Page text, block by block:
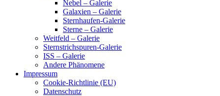
Nebel – Galerie
Galaxien – Galerie
Sternhaufen-Galerie
Sterne – Galerie
Weitfeld – Galerie
Sternstrichspuren-Galerie
ISS – Galerie
Andere Phänomene
Impressum
Cookie-Richtlinie (EU)
Datenschutz